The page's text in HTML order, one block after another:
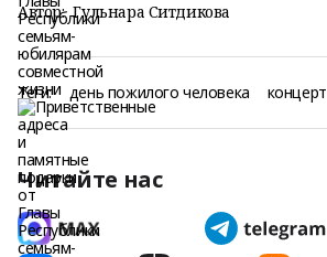
Автор: Гульнара Ситдикова
Теги: день пожилого человека концерт
Читайте нас